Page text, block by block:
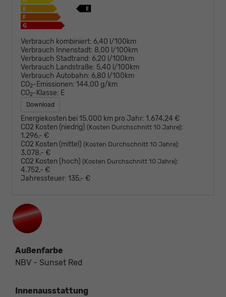
Verbrauch kombiniert: 6,40 l/100km
Verbrauch Innenstadt: 8,00 l/100km
Verbrauch Stadtrand: 6,20 l/100km
Verbrauch Landstraße: 5,40 l/100km
Verbrauch Autobahn: 6,80 l/100km
CO2-Emissionen: 144,00 g/km
CO2-Klasse: E
Download
Energiekosten bei 15.000 km pro Jahr: 1.674,24 €
CO2 Kosten (niedrig) (Kosten Durchschnitt 10 Jahre):
1.296,- €
CO2 Kosten (mittel) (Kosten Durchschnitt 10 Jahre):
3.078,- €
CO2 Kosten (hoch) (Kosten Durchschnitt 10 Jahre):
4.752,- €
Jahressteuer: 135,- €
Außenfarbe
NBV - Sunset Red
Innenausstattung